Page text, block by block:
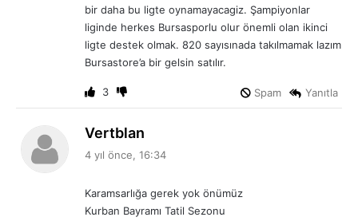
bir daha bu ligte oynamayacagiz. Şampiyonlar
liginde herkes Bursasporlu olur önemli olan ikinci
ligte destek olmak. 820 sayısınada takılmamak lazım
Bursastore’a bir gelsin satılır.
3 Yanıtla
Spam
Vertblan
e
4 yıl önce, 16:34
Karamsarlığa gerek yok önümüz
Kurban Bayramı Tatil Sezonu